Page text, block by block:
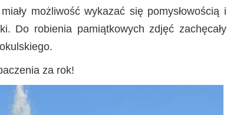
możliwość wykazać się pomysłowością i
Do robienia pamiątkowych zdjęć zachęcały
za rok!